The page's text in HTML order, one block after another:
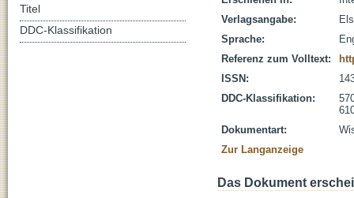
Verlagsangabe:
Sprache:
Referenz zum Volltext:
ISSN:
DDC-Klassifikation:
Dokumentart:
Zur Langanzeige
Das Dokument
Titel
DDC-Klassifikation